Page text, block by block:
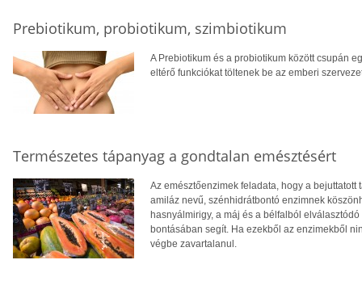
Prebiotikum, probiotikum, szimbiotikum
A Prebiotikum és a probiotikum között csupán
eltérő funkciókat töltenek be az emberi
Természetes tápanyag a gondtalan emésztésért
Az emésztőenzimek feladata, hogy a
amiláz nevű, szénhidrátbontó enzimnek
hasnyálmirigy, a máj és a bélfalból
bontásában segít. Ha ezekből az enzimekből
végbe zavartalanul.